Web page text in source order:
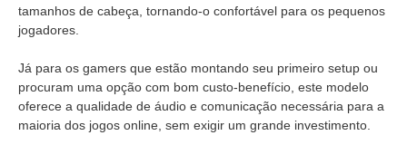
tamanhos de cabeça, tornando-o confortável para os pequenos
jogadores.
Já para os gamers que estão montando seu primeiro setup ou
procuram uma opção com bom custo-benefício, este modelo
oferece a qualidade de áudio e comunicação necessária para a
maioria dos jogos online, sem exigir um grande investimento.